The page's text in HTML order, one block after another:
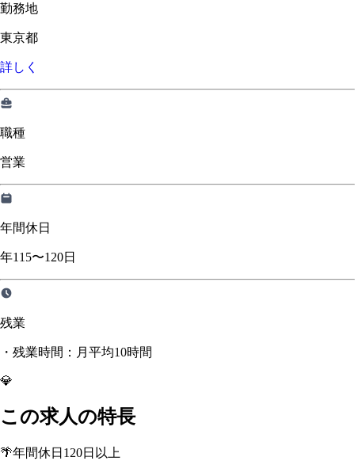
勤務地
東京都
詳しく
職種
営業
年間休日
年115〜120日
残業
・残業時間：月平均10時間
💎
この求人の特長
🌴年間休日120日以上